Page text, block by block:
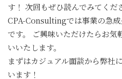
す！ 次回もぜひ読んでみてくだ
CPA-Consultingでは事業の急
です。 ご興味いただけたらお気
いいたします。
まずはカジュアル面談から弊社
います！